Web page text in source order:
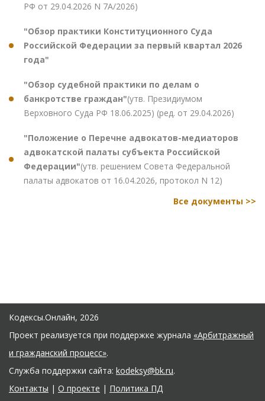
РФ от 29.04.2026 N 7А/2026)
"Обзор практики Конституционного Суда
Российской Федерации за первый квартал 2026
года"
"Обзор судебной практики по делам о
банкротстве граждан"(утв. Президиумом
Верховного Суда РФ 18.06.2025) (ред. от 29.04.2026)
"Положение о Перечне адвокатов-медиаторов
адвокатской палаты субъекта Российской
Федерации"(утв. решением Совета Федеральной
палаты адвокатов от 16.04.2026, протокол N 12)
Все документы >>
Кодексы.Онлайн, 2026
Проект реализуется при поддержке журнала «Арбитражный
и гражданский процесс».
Служба поддержки сайта: kodeksy@bk.ru.
Контакты | О проекте | Политика ПД